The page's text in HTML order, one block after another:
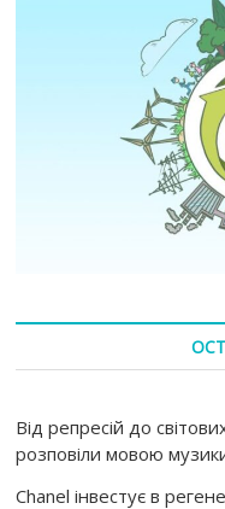
Від репресій до
розповіли мовою
Chanel інвестує в